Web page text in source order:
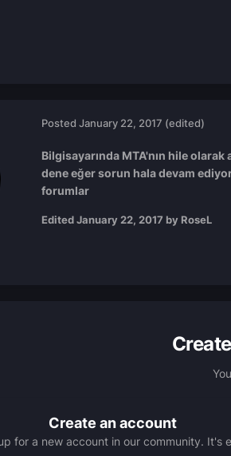
Posted January 22, 2017 (edited)
Bilgisayarında MTA'nın hile olarak
dene eğer sorun hala devam
forumlar
EditedJanuary 22, 2017 by RoseL
Create an account
for a new account in our community. It's